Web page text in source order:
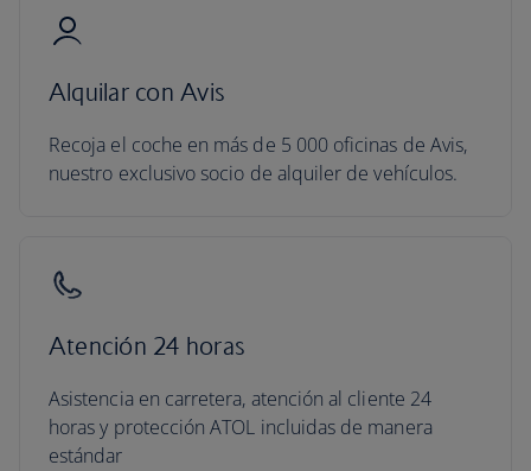
Alquilar con Avis
Recoja el coche en más de 5 000 oficinas de Avis,
nuestro exclusivo socio de alquiler de vehículos.
Atención 24 horas
Asistencia en carretera, atención al cliente 24
horas y protección ATOL incluidas de manera
estándar